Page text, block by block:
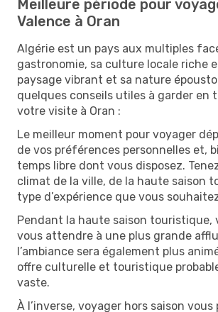
Meilleure période pour
Valence à Oran
Algérie est un pays aux multiples
gastronomie, sa culture locale riche
paysage vibrant et sa nature
quelques conseils utiles à garder en
votre visite à Oran :
Le meilleur moment pour voyager
de vos préférences personnelles et,
temps libre dont vous disposez.
climat de la ville, de la haute saison
type d’expérience que vous
Pendant la haute saison touristique,
vous attendre à une plus grande
l’ambiance sera également plus
offre culturelle et touristique
vaste.
À l’inverse, voyager hors saison